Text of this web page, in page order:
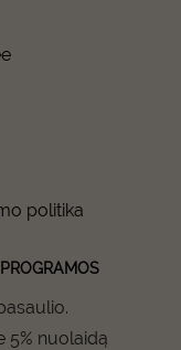
politika
5% nuolaidą